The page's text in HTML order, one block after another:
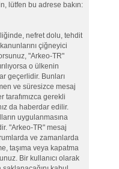
lütfen bu adrese bakın:
nefret dolu, tehdit
çiğneyici
"Arkeo-TR"
o ülkenin
geçerlidir. Bunları
ve süresizce mesaj
tarafımızca gerekli
da haberdar edilir.
uygulanmasına
"Arkeo-TR" mesaj
ve zamanlarda
taşıma veya kapatma
Bir kullanıcı olarak